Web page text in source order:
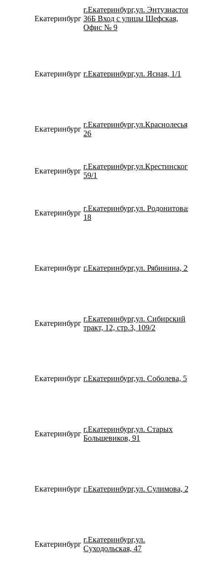
Екатеринбург
г.Екатеринбург,ул. Энтузиастов,
36Б Вход с улицы Шефская,
Офис № 9
Екатеринбург г.Екатеринбург,ул. Ясная, 1/1
Екатеринбург
г.Екатеринбург,ул.Краснолесья,
26
Екатеринбург
г.Екатеринбург,ул.Крестинского,
59/1
Екатеринбург
г.Екатеринбург,ул. Родонитовая,
18
Екатеринбург г.Екатеринбург,ул. Рябинина, 29
Екатеринбург
г.Екатеринбург,ул. Сибирский
тракт, 12, стр.3, 109/2
Екатеринбург г.Екатеринбург,ул. Соболева, 5
Екатеринбург
г.Екатеринбург,ул. Старых
Большевиков, 91
Екатеринбург г.Екатеринбург,ул. Сулимова, 23
Екатеринбург
г.Екатеринбург,ул.
Суходольская, 47